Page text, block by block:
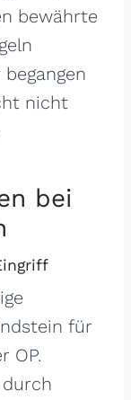
bewährte
nicht
bei
für
OP.